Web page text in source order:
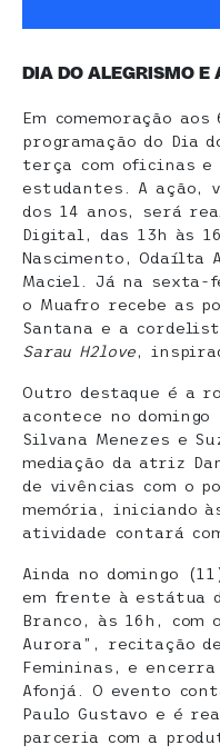
DIA DO ALEGRISMO
Em comemoração
programação do Dia
terça com oficinas e
estudantes. A ação,
dos 14 anos, será
Digital, das 13h às
Nascimento, Odaílta
Maciel. Já na
o Muafro recebe as
Santana e a
Sarau H2love,
Outro destaque é a
acontece no
Silvana Menezes e
mediação da atriz
de vivências com o
memória, iniciando
atividade contará
Ainda no domingo
em frente à estátua
Branco, às 16h, com
Aurora”, recitação
Femininas, e
Afonjá. O evento
Paulo Gustavo e é
parceria com a